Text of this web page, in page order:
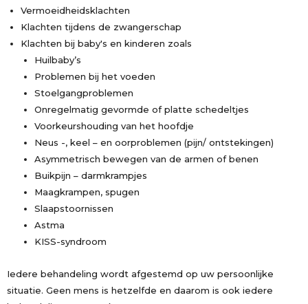
Vermoeidheidsklachten
Klachten tijdens de zwangerschap
Klachten bij baby's en kinderen zoals
Huilbaby’s
Problemen bij het voeden
Stoelgangproblemen
Onregelmatig gevormde of platte schedeltjes
Voorkeurshouding van het hoofdje
Neus -, keel – en oorproblemen (pijn/ ontstekingen)
Asymmetrisch bewegen van de armen of benen
Buikpijn – darmkrampjes
Maagkrampen, spugen
Slaapstoornissen
Astma
KISS-syndroom
Iedere behandeling wordt afgestemd op uw persoonlijke
situatie. Geen mens is hetzelfde en daarom is ook iedere